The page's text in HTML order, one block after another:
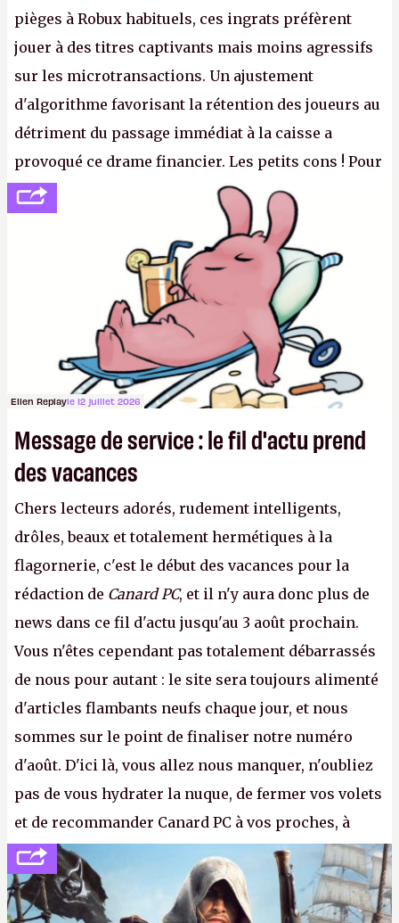
pièges à Robux habituels, ces ingrats préfèrent
jouer à des titres captivants mais moins agressifs
sur les microtransactions. Un ajustement
d'algorithme favorisant la rétention des joueurs au
détriment du passage immédiat à la caisse a
provoqué ce drame financier. Les petits cons ! Pour
se consoler, le PDG David Baszucki peut compter
sur le déblocage du jeu en Russie et l'explosion des
joueurs majeurs (+32 %). L'avenir appartient donc
aux adultes, qui ne sont jamais que des enfants
avec du pouvoir d'achat.P.
Ellen Replayle 12 juillet 2026
Message de service : le fil d'actu prend
des vacances
Chers lecteurs adorés, rudement intelligents,
drôles, beaux et totalement hermétiques à la
flagornerie, c'est le début des vacances pour la
rédaction de Canard PC, et il n'y aura donc plus de
news dans ce fil d'actu jusqu'au 3 août prochain.
Vous n'êtes cependant pas totalement débarrassés
de nous pour autant : le site sera toujours alimenté
d'articles flambants neufs chaque jour, et nous
sommes sur le point de finaliser notre numéro
d'août. D'ici là, vous allez nous manquer, n'oubliez
pas de vous hydrater la nuque, de fermer vos volets
et de recommander Canard PC à vos proches, à
votre famille et aux inconnus que vous croisez
dans la rue. Bon été à tous ! –ER.